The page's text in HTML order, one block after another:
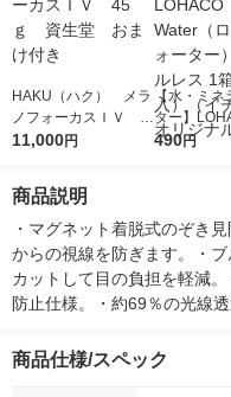
HAKU（ハク） メラ
ノフォーカスＩＶ 4
5ｇ 資生堂 おまけ
11,000円
【水・ミネ
ター】
r（ロハコウ
490円
商品説明
・マグネット着脱式のぞき
からの視線を防ぎます。・
カットして目の負担を軽減
防止仕様。・約69％の光線
商品仕様/スペック